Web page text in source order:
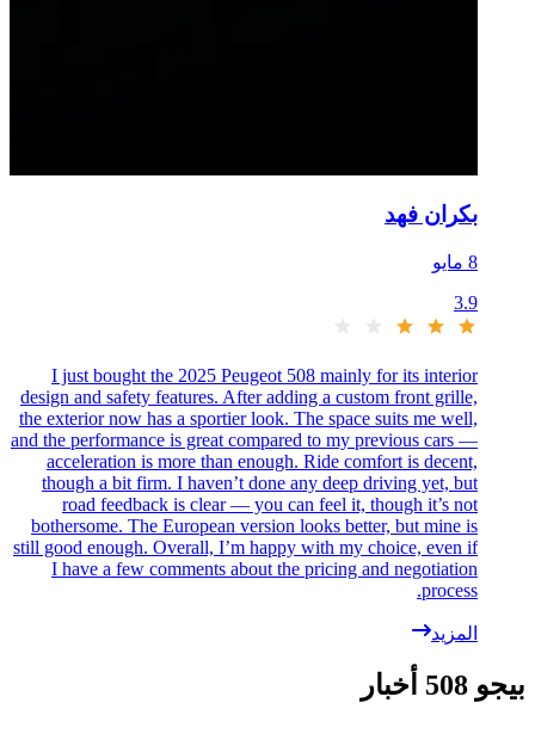
بكران فهد
8 مايو
3.9
I just bought the 2025 Peugeot 508 mainly for its interior
design and safety features. After adding a custom front grille,
the exterior now has a sportier look. The space suits me well,
and the performance is great compared to my previous cars —
acceleration is more than enough. Ride comfort is decent,
though a bit firm. I haven’t done any deep driving yet, but
road feedback is clear — you can feel it, though it’s not
bothersome. The European version looks better, but mine is
still good enough. Overall, I’m happy with my choice, even if
I have a few comments about the pricing and negotiation
process.
المزيد
بيجو 508 أخبار